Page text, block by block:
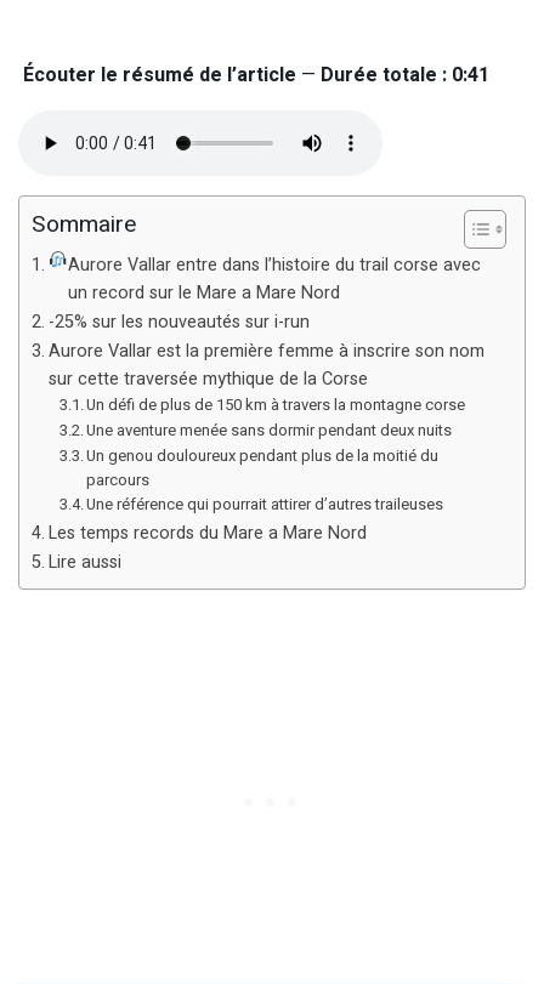
Écouter le résumé de l’article — Durée totale : 0:41
Sommaire
Aurore Vallar entre dans l’histoire du trail corse avec
un record sur le Mare a Mare Nord
-25% sur les nouveautés sur i-run
Aurore Vallar est la première femme à inscrire son nom
sur cette traversée mythique de la Corse
Un défi de plus de 150 km à travers la montagne corse
Une aventure menée sans dormir pendant deux nuits
Un genou douloureux pendant plus de la moitié du
parcours
Une référence qui pourrait attirer d’autres traileuses
Les temps records du Mare a Mare Nord
Lire aussi